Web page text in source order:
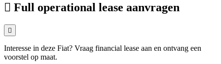
Full operational lease aanvragen
Interesse in deze Fiat? Vraag financial lease aan en ontvang een
voorstel op maat.